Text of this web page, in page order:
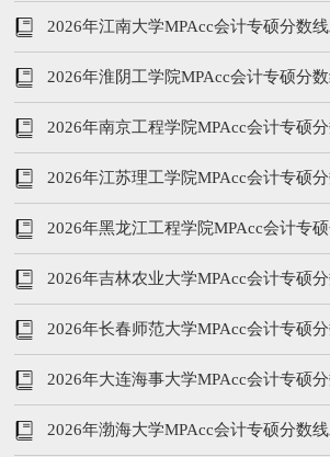
2026年江南大学MPAcc会计专硕分数
2026年淮阴工学院MPAcc会计专硕分
2026年南京工程学院MPAcc会计专硕分
209/102/51
2026年江苏理工学院MPAcc会计专硕分
199/102/51
2026年黑龙江工程学院MPAcc会计专
199/102/51
2026年吉林农业大学MPAcc会计专硕分
203/102/51
2026年长春师范大学MPAcc会计专硕分
199/102/51
2026年大连海事大学MPAcc会计专硕分
233/102/51
2026年渤海大学MPAcc会计专硕分数